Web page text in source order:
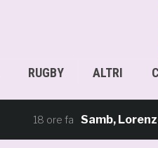
RUGBY ALTRI
18 ore fa Samb, Lorenzo